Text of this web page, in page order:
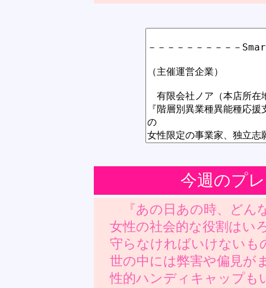
今週のプ
『あの日あの時、どん
女性の社会的な役割はい
守らなければいけないも
世の中には弊害や偏見が
性的ハンディキャップも